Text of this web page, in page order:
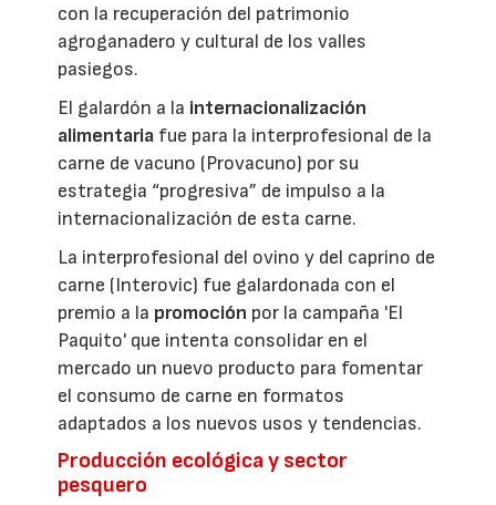
con la recuperación del patrimonio
agroganadero y cultural de los valles
pasiegos.
El galardón a la internacionalización
alimentaria fue para la interprofesional de la
carne de vacuno (Provacuno) por su
estrategia “progresiva” de impulso a la
internacionalización de esta carne.
La interprofesional del ovino y del caprino de
carne (Interovic) fue galardonada con el
premio a la promoción por la campaña 'El
Paquito' que intenta consolidar en el
mercado un nuevo producto para fomentar
el consumo de carne en formatos
adaptados a los nuevos usos y tendencias.
Producción ecológica y sector
pesquero